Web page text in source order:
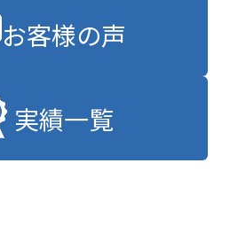
お客様の声
実績一覧